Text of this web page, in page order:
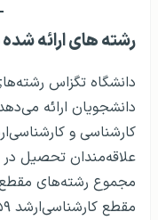
رشته های ارائه
دانشگاه تگزاس
دانشجویان ارائه
علاقه‌مندان تحصیل